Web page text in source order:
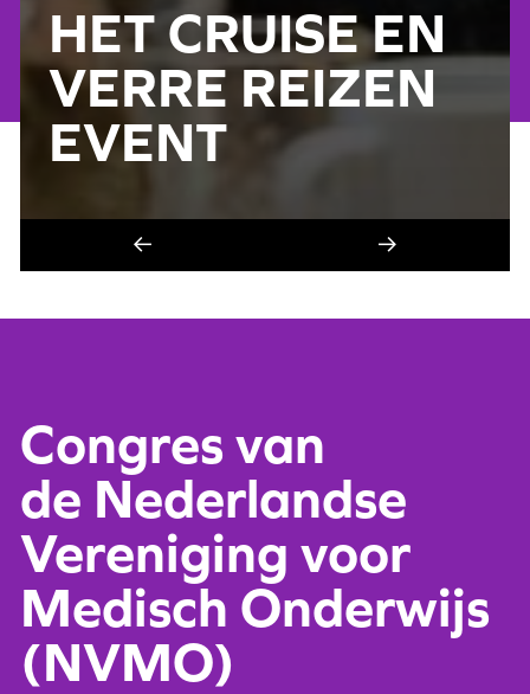
HET CRUISE EN
VERRE REIZEN
EVENT
Congres van
de Nederlandse
Vereniging voor
Medisch Onderwijs
(NVMO)